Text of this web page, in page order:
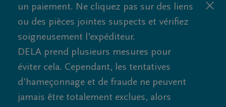
un paiement. Ne cliquez pas sur des liens
ou des pièces jointes suspects et vérifiez
soigneusement l'expéditeur.
DELA prend plusieurs mesures pour
éviter cela. Cependant, les tentatives
d'hameçonnage et de fraude ne peuvent
jamais être totalement exclues, alors